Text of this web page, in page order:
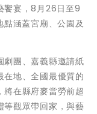
饗宴，8月26日至9
涵蓋宮廟、公園及
劇團、嘉義縣邀請紙
在地、全國最優質的
在縣府麥當勞前超
等觀眾帶回家，與藝